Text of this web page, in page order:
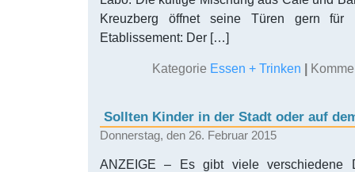
Kreuzberg öffnet seine Türen gern
Etablissement: Der […]
Kategorie Essen + Trinken
Sollten Kinder in der Stadt oder auf
Donnerstag, den 26. Februar 2015
ANZEIGE – Es gibt viele verschiedene